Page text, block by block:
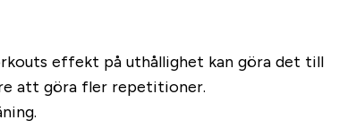
effekt på uthållighet kan göra det till
att göra fler repetitioner.